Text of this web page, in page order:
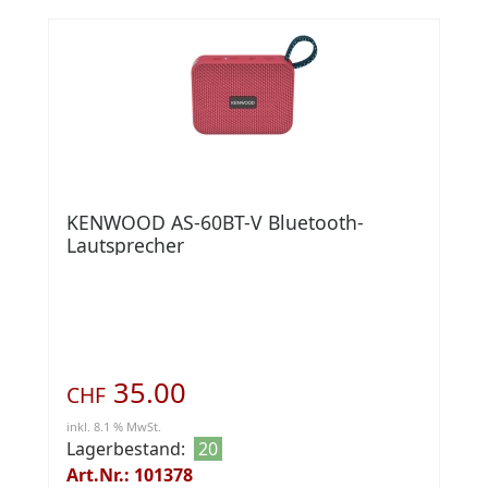
KENWOOD AS-60BT-V Bluetooth-
Lautsprecher
CHF 35.00
inkl. 8.1 % MwSt.
Lagerbestand: 20
Art.Nr.: 101378